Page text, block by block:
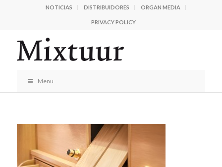
NOTICIAS DISTRIBUIDORES ORGAN MEDIA
PRIVACY POLICY
Menu